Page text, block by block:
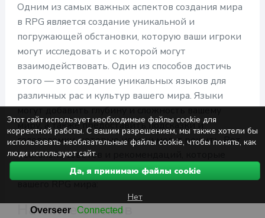
Одним из самых важных аспектов создания мира
в RPG является создание уникальной и
погружающей обстановки, которую ваши игроки
могут исследовать и с которой могут
взаимодействовать. Один из способов достичь
этого — это создание уникальных языков для
различных рас и культур вашего мира. Языки
могут добавить глубину и сложность вашему
миру, а также предоставить подсказки и
головоломки, которые игроки могут решить. Вот
несколько советов и рекомендаций, которые
помогут вам создать уникальные языки для
вашего RPG мира:
Начните с основ
Этот сайт использует необходимые файлы cookie для
корректной работы. С вашим разрешением, мы также хотели бы
использовать необязательные файлы cookie, чтобы понять, как
люди используют сайт.
Да, я принимаю файлы cookie
Нет